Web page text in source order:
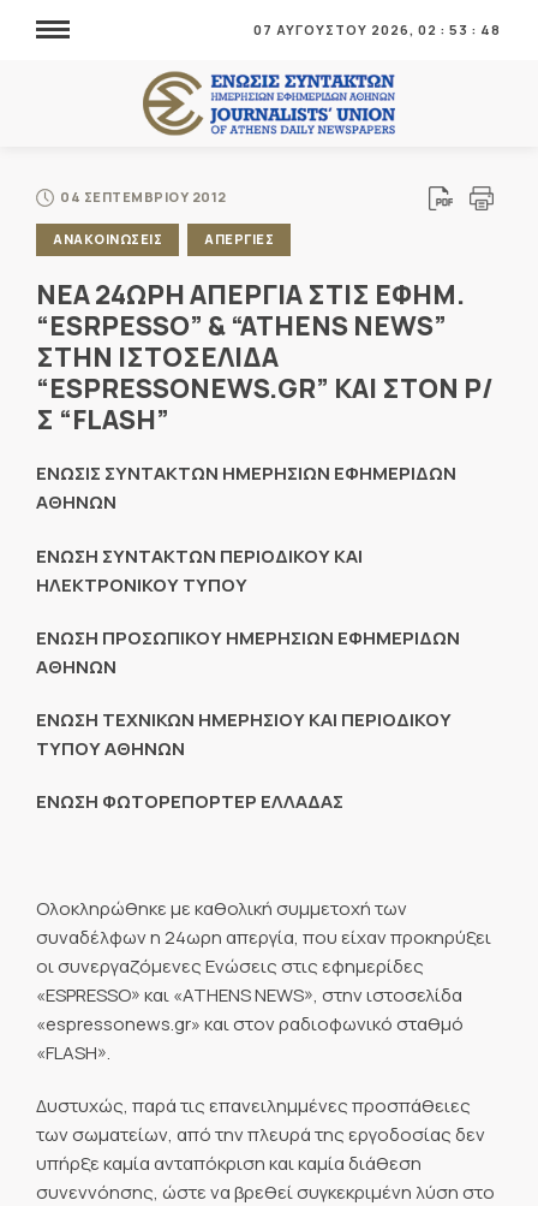
07 ΑΥΓΟΥΣΤΟΥ 2026, 02 : 53 : 48
04 ΣΕΠΤΕΜΒΡΙΟΥ 2012
ΑΝΑΚΟΙΝΩΣΕΙΣ ΑΠΕΡΓΙΕΣ
ΝΕΑ 24ΩΡΗ ΑΠΕΡΓΙΑ ΣΤΙΣ ΕΦΗΜ.
“ESRPESSO” & “ATHENS NEWS”
ΣΤΗΝ ΙΣΤΟΣΕΛΙΔΑ
“ESPRESSONEWS.GR” ΚΑΙ ΣΤΟΝ Ρ/
Σ “FLASH”
ΕΝΩΣΙΣ ΣΥΝΤΑΚΤΩΝ ΗΜΕΡΗΣΙΩΝ ΕΦΗΜΕΡΙΔΩΝ
ΑΘΗΝΩΝ
ΕΝΩΣΗ ΣΥΝΤΑΚΤΩΝ ΠΕΡΙΟΔΙΚΟΥ ΚΑΙ
ΗΛΕΚΤΡΟΝΙΚΟΥ ΤΥΠΟΥ
ΕΝΩΣΗ ΠΡΟΣΩΠΙΚΟΥ ΗΜΕΡΗΣΙΩΝ ΕΦΗΜΕΡΙΔΩΝ
ΑΘΗΝΩΝ
ΕΝΩΣΗ ΤΕΧΝΙΚΩΝ ΗΜΕΡΗΣΙΟΥ KAI ΠΕΡΙΟΔΙΚΟΥ
ΤΥΠΟΥ ΑΘΗΝΩΝ
ΕΝΩΣΗ ΦΩΤΟΡΕΠΟΡΤΕΡ ΕΛΛΑΔΑΣ
Ολοκληρώθηκε με καθολική συμμετοχή των
συναδέλφων η 24ωρη απεργία, που είχαν προκηρύξει
οι συνεργαζόμενες Ενώσεις στις εφημερίδες
«ESPRESSO» και «ATHENS NEWS», στην ιστοσελίδα
«espressonews.gr» και στον ραδιοφωνικό σταθμό
«FLASH».
Δυστυχώς, παρά τις επανειλημμένες προσπάθειες
των σωματείων, από την πλευρά της εργοδοσίας δεν
υπήρξε καμία ανταπόκριση και καμία διάθεση
συνεννόησης, ώστε να βρεθεί συγκεκριμένη λύση στο